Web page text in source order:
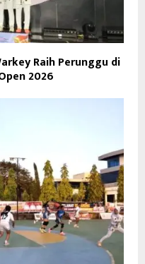
Raih Perunggu di
2026